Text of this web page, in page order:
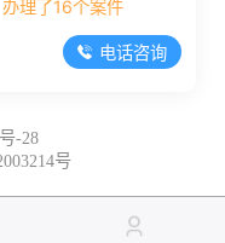
理了16个案件
电话咨询
-28
号